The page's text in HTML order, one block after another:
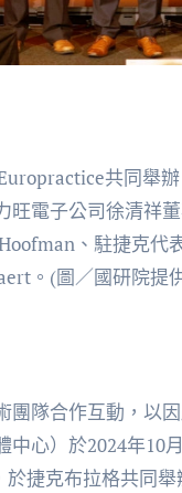
共同舉
電子公司徐清祥
、駐捷克代
。(圖／國研院提
團隊合作互動，以
中心）於2024年10
捷克布拉格共同